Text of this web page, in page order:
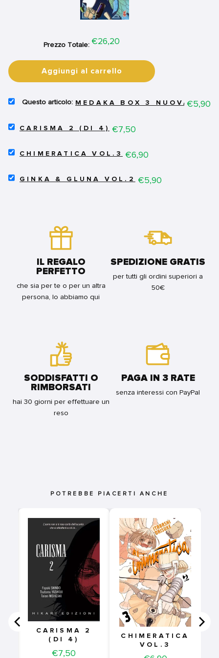
Prezzo Totale: Price
€26,20
Aggiungi al carrello
SELECT
3
JPOP
MEDAKA BOX 3 NUOVAPrice
€5,90
SELECT
(DI
BUNDLE
CARISMA 2 (DI 4) Price
€7,50
SELECT
FOR
CHIMERATICA VOL.3 Price
€6,90
SELECT
GINKA & GLUNA VOL.2 Price
€5,90
IL REGALO
PERFETTO
che sia per te o per un altra
persona, lo abbiamo qui
SPEDIZIONE GRATIS
per tutti gli ordini superiori a
50€
SODDISFATTI O
RIMBORSATI
hai 30 giorni per effettuare un
reso
PAGA IN 3 RATE
senza interessi con PayPal
POTREBBE PIACERTI ANCHE
CARISMA 2
(DI 4)
Price
€7,50
CHIMERATICA
VOL.3